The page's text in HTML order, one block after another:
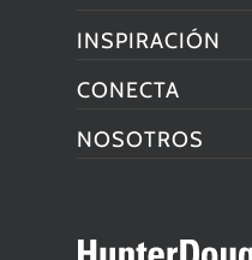
INSPIRACIÓN
CONECTA
NOSOTROS